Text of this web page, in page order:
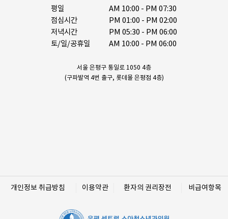
평일
점심시간
저녁시간
토/일/공휴일
AM 10:00 - PM 07:30
PM 01:00 - PM 02:00
PM 05:30 - PM 06:00
AM 10:00 - PM 06:00
서울 은평구 통일로 1050 4층
(구파발역 4번 출구, 롯데몰 은평점 4층)
개인정보 취급방침 이용약관 환자의 권리장전 비급여항목